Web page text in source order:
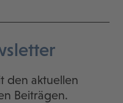
den aktuellen
Beiträgen.